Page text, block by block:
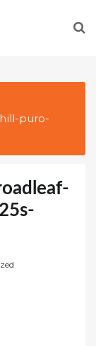
puro-